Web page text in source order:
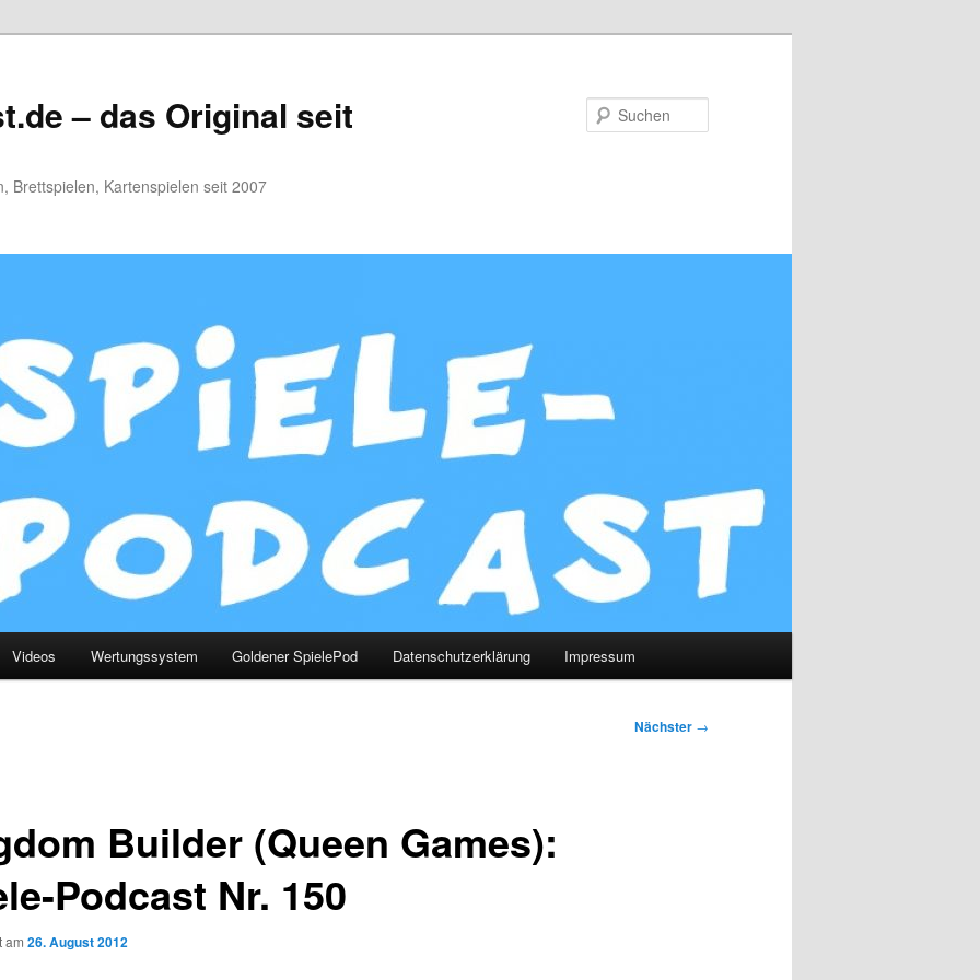
– das Original seit
Brettspielen, Kartenspielen seit 2007
Videos Wertungssystem Goldener SpielePod Datenschutzerklärung Impressum
Nächster →
Builder (Queen Games):
Podcast Nr. 150
am 26. August 2012